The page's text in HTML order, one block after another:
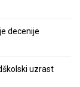
decenije
uzrast